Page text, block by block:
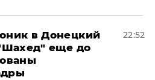
в Донецкий
еще до
22:52